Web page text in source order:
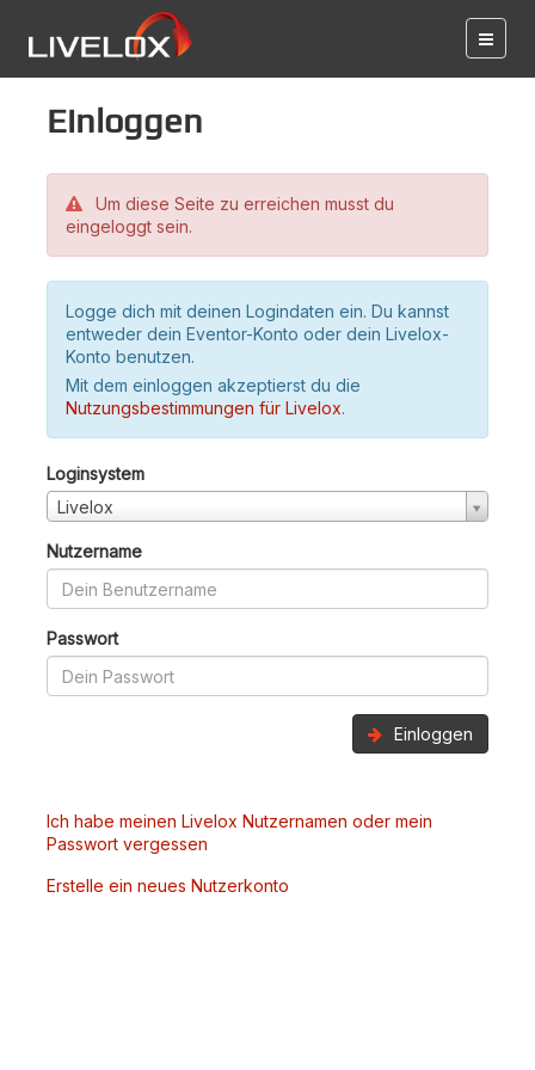
Einloggen
Um diese Seite zu erreichen musst du
eingeloggt sein.
Logge dich mit deinen Logindaten ein. Du kannst
entweder dein Eventor-Konto oder dein Livelox-
Konto benutzen.
Mit dem einloggen akzeptierst du die
Nutzungsbestimmungen für Livelox.
Loginsystem
Livelox
Nutzername
Passwort
Einloggen
Ich habe meinen Livelox Nutzernamen oder mein
Passwort vergessen
Erstelle ein neues Nutzerkonto